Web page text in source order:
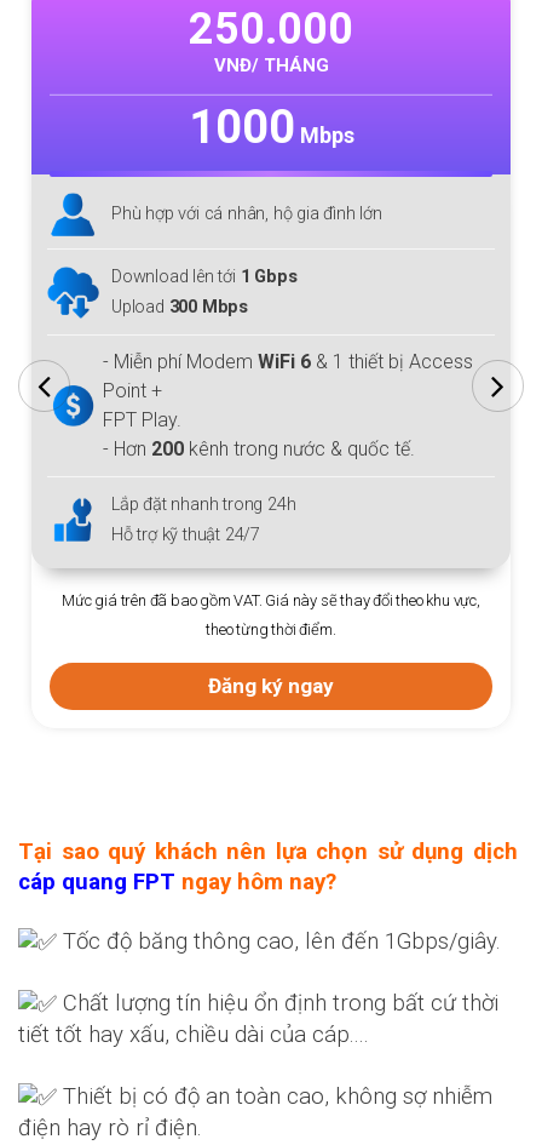
250.000
VNĐ/ THÁNG
1000 Mbps
Phù hợp với cá nhân, hộ gia đình lớn
Download lên tới 1 Gbps
Upload 300 Mbps
- Miễn phí Modem WiFi 6 & 1 thiết bị Access
Point +
FPT Play.
- Hơn 200 kênh trong nước & quốc tế.
Lắp đặt nhanh trong 24h
Hỗ trợ kỹ thuật 24/7
Mức giá trên đã bao gồm VAT. Giá này sẽ thay đổi theo khu vực,
theo từng thời điểm.
Đăng ký ngay
Tại sao quý khách nên lựa chọn sử dụng dịch
cáp quang FPT ngay hôm nay?
Tốc độ băng thông cao, lên đến 1Gbps/giây.
Chất lượng tín hiệu ổn định trong bất cứ thời
tiết tốt hay xấu, chiều dài của cáp....
Thiết bị có độ an toàn cao, không sợ nhiễm
điện hay rò rỉ điện.